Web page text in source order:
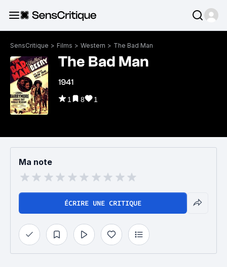
SensCritique > Films > Western > The Bad Man
The Bad Man
1941
1 8 1
Ma note
ÉCRIRE UNE CRITIQUE